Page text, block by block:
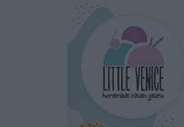
Συναυλία με τον
Πολιτιστικά πριν 3 ώρες
Έκτακτη συνεδρίαση
αύριο Παρασκευή 7